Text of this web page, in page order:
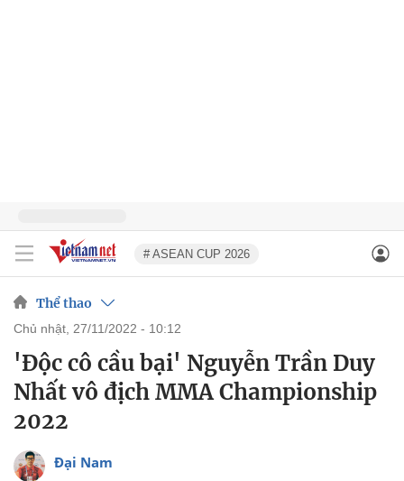
# ASEAN CUP 2026
Thể thao
chủ nhật, 27/11/2022 - 10:12
'Độc cô cầu bại' Nguyễn Trần Duy
Nhất vô địch MMA Championship
2022
Đại Nam